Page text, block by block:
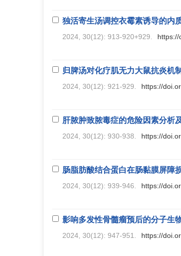
独活寄生汤调控衣霉素诱导的内
2024, 30(12): 913-920+929.
归脾汤对化疗肌无力大鼠抗炎机
2024, 30(12): 921-929. https://
肝脓肿致脓毒症的危险因素分析
2024, 30(12): 930-938. https://
肠脂肪酸结合蛋白在肠黏膜屏障
2024, 30(12): 939-946. https://
影响多发性骨髓瘤预后的分子生
2024, 30(12): 947-951. https://